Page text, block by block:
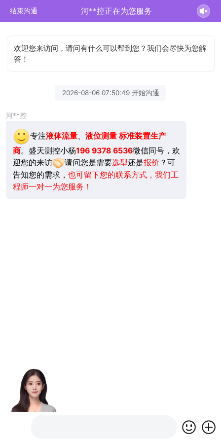
结束沟通 河**控正在为您服务
欢迎您来访问，请问有什么可以帮到您？我们会尽快为您解
答！
2026-08-06 07:50:49 开始沟通
河**控
专注液体流量、 液位测量 标准装置生产
商。盛天测控小杨196 9378 6536微信同号，欢
迎您的来访
请问您是需要选型还是报价 ？可
告知您的需求， 也可留下您的联系方式，我们工
程师一对一为您服务！